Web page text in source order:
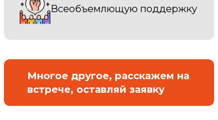
Всеобъемлющую поддержку
Многое другое, расскажем на
встрече, оставляй заявку